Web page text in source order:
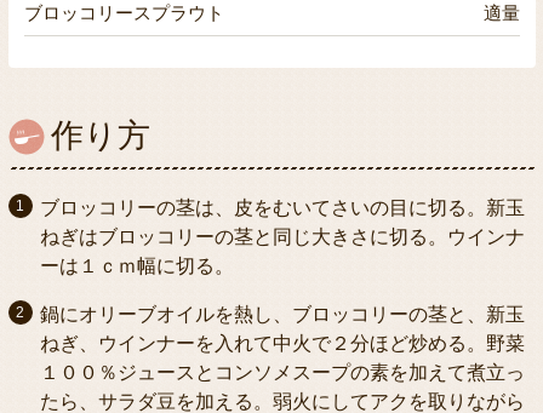
ブロッコリースプラウト 適量
作り方
ブロッコリーの茎は、皮をむいてさいの目に切る。新玉
ねぎはブロッコリーの茎と同じ大きさに切る。ウインナ
ーは１ｃｍ幅に切る。
鍋にオリーブオイルを熱し、ブロッコリーの茎と、新玉
ねぎ、ウインナーを入れて中火で２分ほど炒める。野菜
１００％ジュースとコンソメスープの素を加えて煮立っ
たら、サラダ豆を加える。弱火にしてアクを取りながら